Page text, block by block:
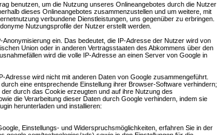
benutzen, um die Nutzung unseres Onlineangebotes durch die Nutzer
dieses Onlineangebotes zusammenzustellen und um weitere, mit
verbundene Dienstleistungen, uns gegenüber zu erbringen.
Nutzungsprofile der Nutzer erstellt werden.
ein. Das bedeutet, die IP-Adresse der Nutzer wird von
Union oder in anderen Vertragsstaaten des Abkommens über den
wird die volle IP-Adresse an einen Server von Google in
wird nicht mit anderen Daten von Google zusammengeführt.
eine entsprechende Einstellung ihrer Browser-Software verhindern;
durch das Cookie erzeugten und auf ihre Nutzung des
die Verarbeitung dieser Daten durch Google verhindern, indem sie
herunterladen und installieren:
Einstellungs- und Widerspruchsmöglichkeiten, erfahren Sie in der